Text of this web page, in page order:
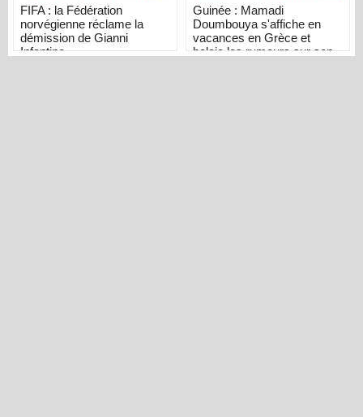
FIFA : la Fédération
norvégienne réclame la
démission de Gianni
Infantino
Guinée : Mamadi
Doumbouya s'affiche en
vacances en Grèce et
balaie les rumeurs sur son